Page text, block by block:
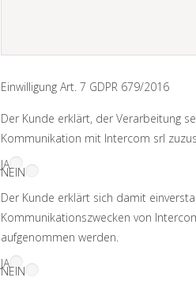
Einwilligung Art. 7 GDPR 679/2016
Der Kunde erklärt, der Verarbeitung
Kommunikation mit Intercom srl
JA
NEIN
Der Kunde erklärt sich damit
Kommunikationszwecken von
aufgenommen werden.
JA
NEIN